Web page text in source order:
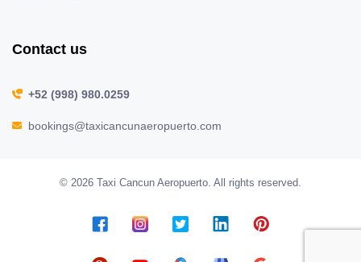
Contact us
+52 (998) 980.0259
bookings@taxicancunaeropuerto.com
© 2026 Taxi Cancun Aeropuerto. All rights reserved.